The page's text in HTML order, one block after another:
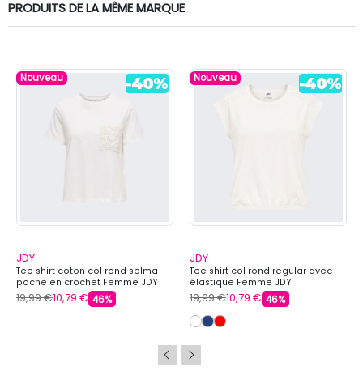
PRODUITS DE LA MÊME MARQUE
Nouveau
JDY
Tee shirt coton col rond selma
poche en crochet Femme JDY
19,99 €10,79 € 46%
Nouveau
JDY
Tee shirt col rond regular avec
élastique Femme JDY
19,99 €10,79 € 46%